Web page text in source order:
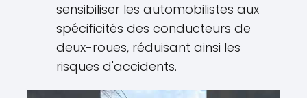
sensibiliser les automobilistes aux
spécificités des conducteurs de
deux-roues, réduisant ainsi les
risques d'accidents.